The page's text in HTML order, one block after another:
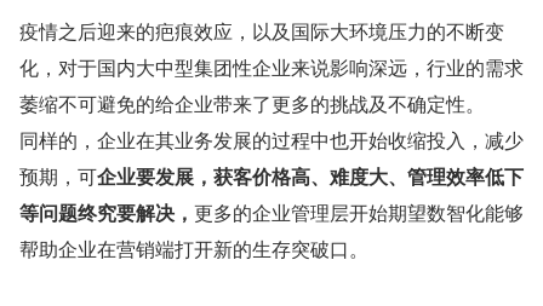
疫情之后迎来的疤痕效应，以及国际大环境压力的不断变
化，对于国内大中型集团性企业来说影响深远，行业的需求
萎缩不可避免的给企业带来了更多的挑战及不确定性。
同样的，企业在其业务发展的过程中也开始收缩投入，减少
预期，可企业要发展，获客价格高、难度大、管理效率低下
等问题终究要解决， 更多的企业管理层开始期望数智化能够
帮助企业在营销端打开新的生存突破口。